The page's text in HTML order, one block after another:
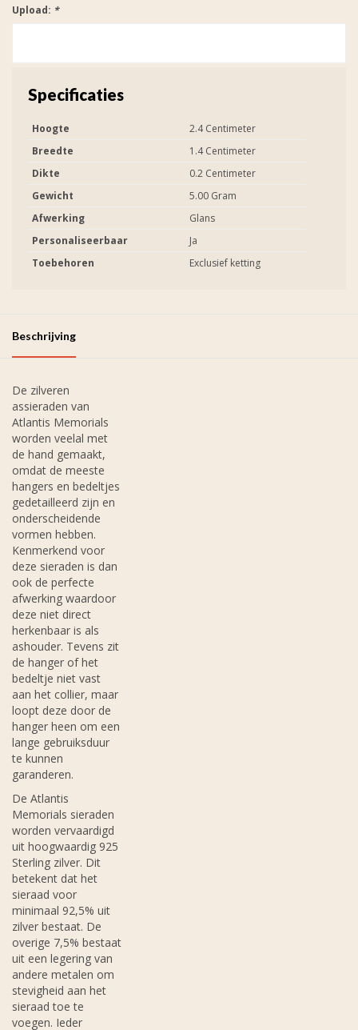
Upload: *
Specificaties
Hoogte
2.4 Centimeter
Breedte
1.4 Centimeter
Dikte
0.2 Centimeter
Gewicht
5.00 Gram
Afwerking
Glans
Personaliseerbaar
Ja
Toebehoren
Exclusief ketting
Beschrijving
De zilveren
assieraden van
Atlantis Memorials
worden veelal met
de hand gemaakt,
omdat de meeste
hangers en bedeltjes
gedetailleerd zijn en
onderscheidende
vormen hebben.
Kenmerkend voor
deze sieraden is dan
ook de perfecte
afwerking waardoor
deze niet direct
herkenbaar is als
ashouder. Tevens zit
de hanger of het
bedeltje niet vast
aan het collier, maar
loopt deze door de
hanger heen om een
lange gebruiksduur
te kunnen
garanderen.
De Atlantis
Memorials sieraden
worden vervaardigd
uit hoogwaardig 925
Sterling zilver. Dit
betekent dat het
sieraad voor
minimaal 92,5% uit
zilver bestaat. De
overige 7,5% bestaat
uit een legering van
andere metalen om
stevigheid aan het
sieraad toe te
voegen. Ieder